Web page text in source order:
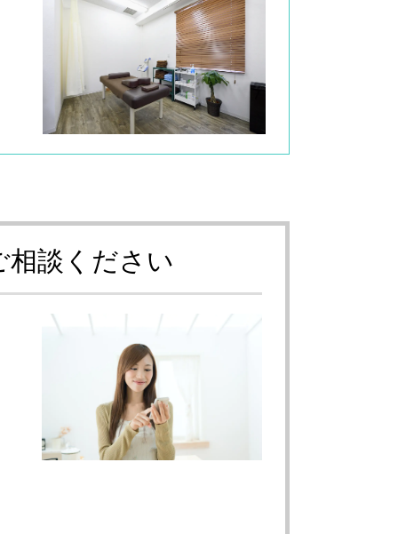
相談ください